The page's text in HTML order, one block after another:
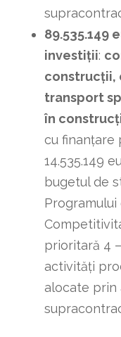
89.535.149
investiții:
construcţii,
transport
în
cu finanțare
14.535.149
bugetul de
prioritară 4
activităţi
alocate prin